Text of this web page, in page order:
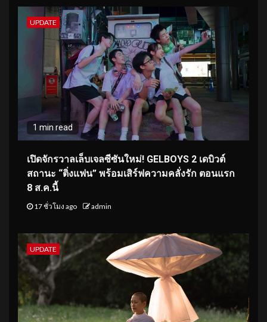
UPDATE
1 min read
เปิดจักรวาลเล็บเจลซีซันใหม่! GELBOYS 2 เดบิวต์
สถานะ “ติ่งแฟน” พร้อมเสิร์ฟความคลั่งรัก ตอนแรก
8 ส.ค.นี้
17 ชั่วโมง ago admin
UPDATE